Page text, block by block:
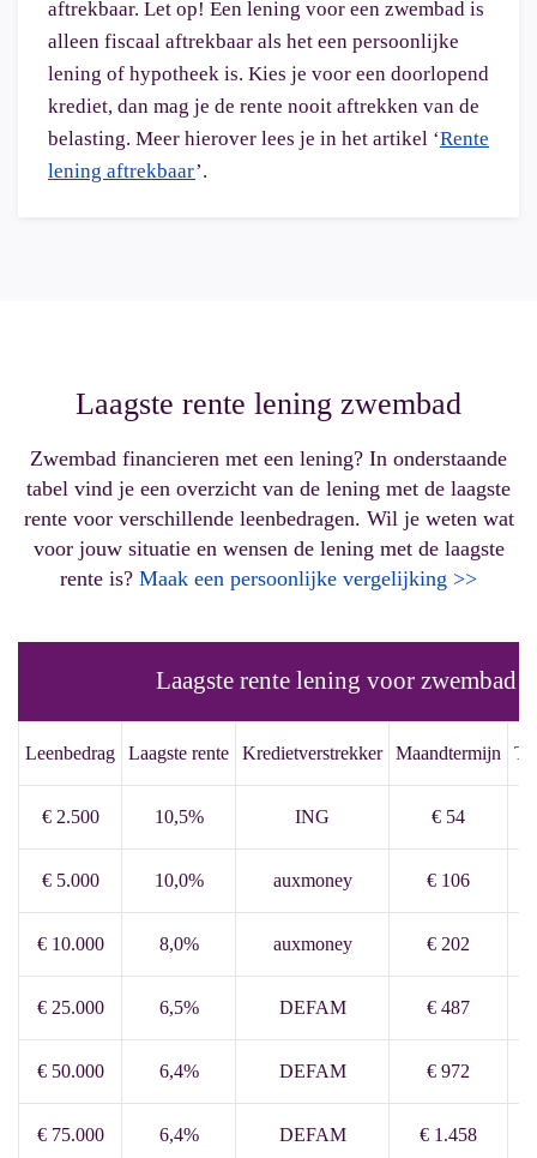
aftrekbaar. Let op! Een lening voor een zwembad is
alleen fiscaal aftrekbaar als het een persoonlijke
lening of hypotheek is. Kies je voor een doorlopend
krediet, dan mag je de rente nooit aftrekken van de
belasting. Meer hierover lees je in het artikel ‘Rente
lening aftrekbaar’.
Laagste rente lening zwembad
Zwembad financieren met een lening? In onderstaande
tabel vind je een overzicht van de lening met de laagste
rente voor verschillende leenbedragen. Wil je weten wat
voor jouw situatie en wensen de lening met de laagste
rente is? Maak een persoonlijke vergelijking >>
Laagste rente lening voor zwembad
Leenbedrag Laagste rente Kredietverstrekker Maandtermijn
€ 2.500 10,5% ING € 54
€ 5.000 10,0% auxmoney € 106
€ 10.000 8,0% auxmoney € 202
€ 25.000 6,5% DEFAM € 487
€ 50.000 6,4% DEFAM € 972
€ 75.000 6,4% DEFAM € 1.458